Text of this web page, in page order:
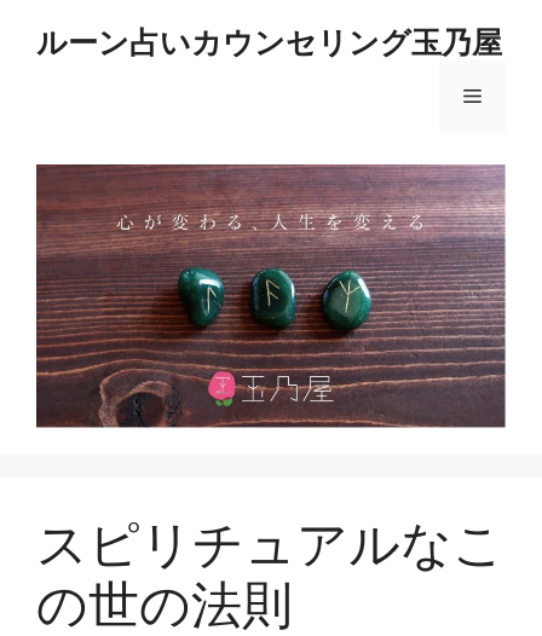
ルーン占いカウンセリング玉乃屋
メ
ニ
ュ
ー
スピリチュアルなこ
の世の法則